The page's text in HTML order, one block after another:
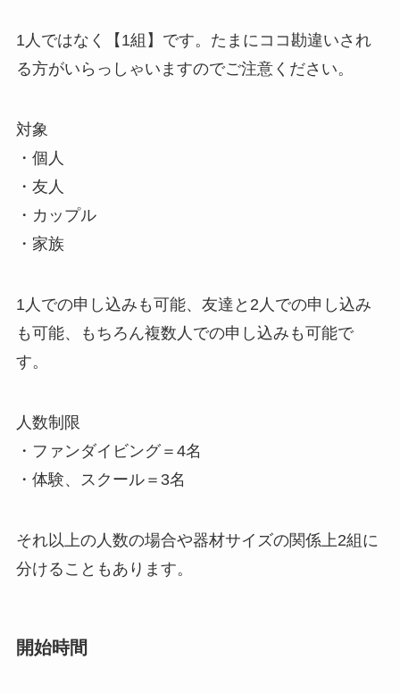
1人ではなく【1組】です。たまにココ勘違いされ
る方がいらっしゃいますのでご注意ください。
対象
・個人
・友人
・カップル
・家族
1人での申し込みも可能、友達と2人での申し込み
も可能、もちろん複数人での申し込みも可能で
す。
人数制限
・ファンダイビング＝4名
・体験、スクール＝3名
それ以上の人数の場合や器材サイズの関係上2組に
分けることもあります。
開始時間